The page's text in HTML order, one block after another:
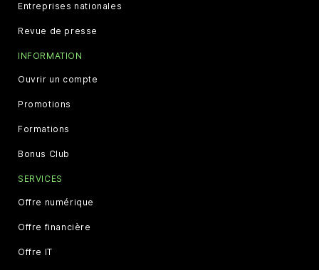
Entreprises nationales
Revue de presse
INFORMATION
Ouvrir un compte
Promotions
Formations
Bonus Club
SERVICES
Offre numérique
Offre financière
Offre IT